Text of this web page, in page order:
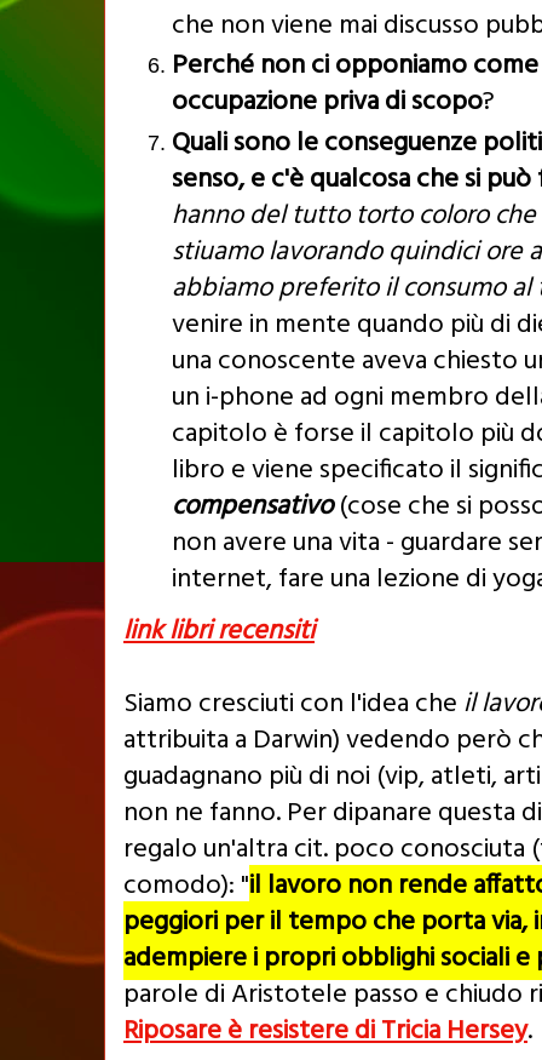
che non viene mai discusso
Perché non ci opponiamo
occupazione priva di scopo?
Quali sono le conseguenze
senso, e c'è qualcosa che si
hanno del tutto torto coloro
stiuamo lavorando quindici ore
abbiamo preferito il consumo
venire in mente quando più di
una conoscente aveva chiesto
un i-phone ad ogni membro
capitolo è forse il capitolo più
libro e viene specificato il
compensativo(cose che si
non avere una vita - guardare
internet, fare una lezione di
link libri recensiti
Siamo cresciuti con l'idea che il
attribuita a Darwin) vedendo però
guadagnano più di noi (vip, atleti,
non ne fanno. Per dipanare questa
regalo un'altra cit. poco conosciuta
comodo): "il lavoro non rende
peggiori per il tempo che porta via,
adempiere i propri obblighi sociali
parole di Aristotele passo e chiudo
Riposare è resistere di Tricia Hersey.